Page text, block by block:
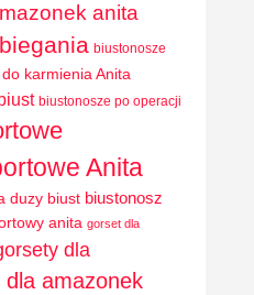
anita
biustonosze
karmienia Anita
biustonosze po operacji
Anita
duzy biust biustonosz
anita gorset dla
dla
dla amazonek